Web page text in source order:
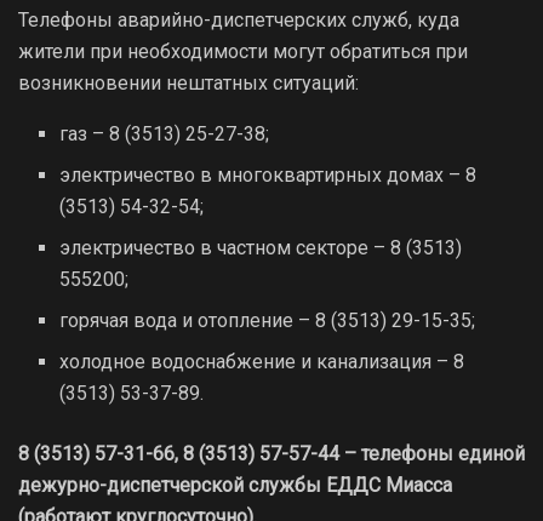
Телефоны аварийно-диспетчерских служб, куда
жители при необходимости могут обратиться при
возникновении нештатных ситуаций:
газ – 8 (3513) 25-27-38;
электричество в многоквартирных домах – 8
(3513) 54-32-54;
электричество в частном секторе – 8 (3513)
555200;
горячая вода и отопление – 8 (3513) 29-15-35;
холодное водоснабжение и канализация – 8
(3513) 53-37-89.
8 (3513) 57-31-66, 8 (3513) 57-57-44 – телефоны единой
дежурно-диспетчерской службы ЕДДС Миасса